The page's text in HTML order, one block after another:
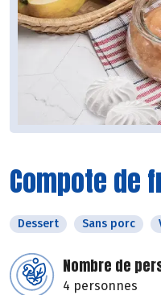
Compote de
Dessert Sans porc
Nombre de
4 personnes